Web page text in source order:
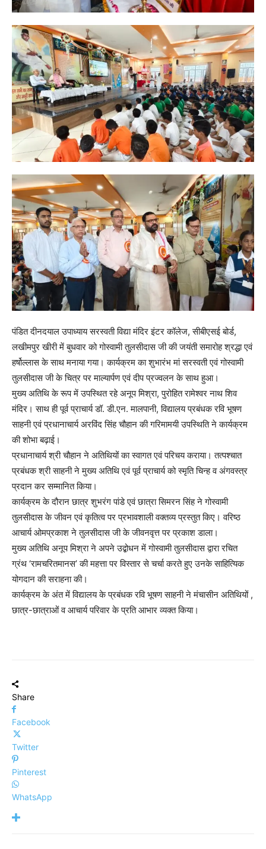
पंडित दीनदयाल उपाध्याय सरस्वती विद्या मंदिर इंटर कॉलेज, सीबीएसई बोर्ड,
लखीमपुर खीरी में बुधवार को गोस्वामी तुलसीदास जी की जयंती समारोह श्रद्धा एवं
हर्षोल्लास के साथ मनाया गया। कार्यक्रम का शुभारंभ मां सरस्वती एवं गोस्वामी
तुलसीदास जी के चित्र पर माल्यार्पण एवं दीप प्रज्वलन के साथ हुआ।
मुख्य अतिथि के रूप में उपस्थित रहे अनूप मिश्रा, पुरोहित रामेश्वर नाथ शिव
मंदिर। साथ ही पूर्व प्राचार्य डॉ. डी.एन. मालपानी, विद्यालय प्रबंधक रवि भूषण
साहनी एवं प्रधानाचार्य अरविंद सिंह चौहान की गरिमामयी उपस्थिति ने कार्यक्रम
की शोभा बढ़ाई।
प्रधानाचार्य श्री चौहान ने अतिथियों का स्वागत एवं परिचय कराया। तत्पश्चात
प्रबंधक श्री साहनी ने मुख्य अतिथि एवं पूर्व प्राचार्य को स्मृति चिन्ह व अंगवस्त्र
प्रदान कर सम्मानित किया।
कार्यक्रम के दौरान छात्र शुभरंग पांडे एवं छात्रा सिमरन सिंह ने गोस्वामी
तुलसीदास के जीवन एवं कृतित्व पर प्रभावशाली वक्तव्य प्रस्तुत किए। वरिष्ठ
आचार्य ओमप्रकाश ने तुलसीदास जी के जीवनवृत्त पर प्रकाश डाला।
मुख्य अतिथि अनूप मिश्रा ने अपने उद्बोधन में गोस्वामी तुलसीदास द्वारा रचित
ग्रंथ ‘रामचरितमानस’ की महत्ता पर विस्तार से चर्चा करते हुए उनके साहित्यिक
योगदान की सराहना की।
कार्यक्रम के अंत में विद्यालय के प्रबंधक रवि भूषण साहनी ने मंचासीन अतिथियों ,
छात्र-छात्राओं व आचार्य परिवार के प्रति आभार व्यक्त किया।
Share
Facebook
Twitter
Pinterest
WhatsApp